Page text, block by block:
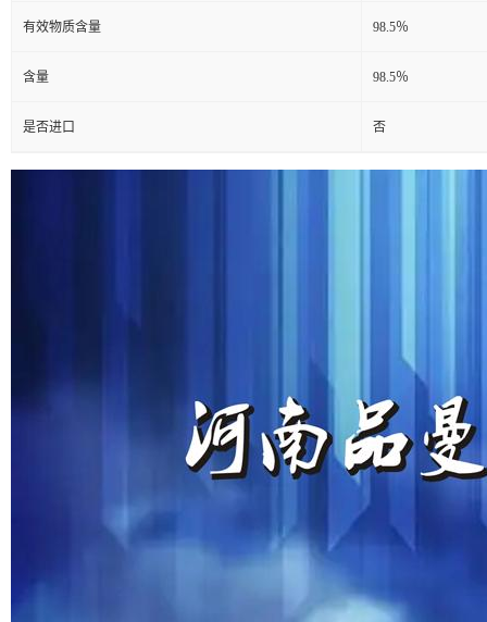
有效物质含量 98.5％
含量 98.5％
是否进口 否